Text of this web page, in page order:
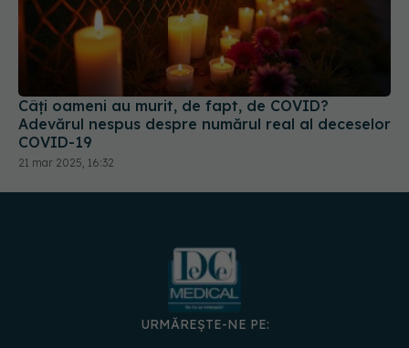
Câți oameni au murit, de fapt, de COVID?
Adevărul nespus despre numărul real al deceselor
COVID-19
21 mar 2025, 16:32
URMĂREȘTE-NE PE: